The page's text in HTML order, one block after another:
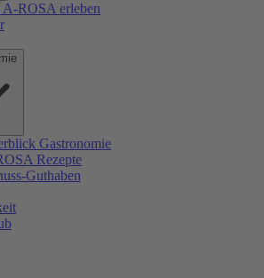
ROSA erleben
Gastronomie
Rezepte
Guthaben